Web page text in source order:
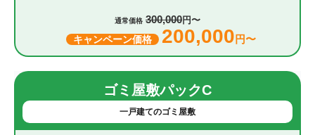
通常価格 300,000円〜
キャンペーン価格 200,000 円〜
ゴミ屋敷パックC
一戸建てのゴミ屋敷